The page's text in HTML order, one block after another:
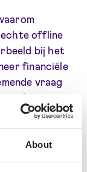
About
offline
bij het
financiële
vraag
hoop
(EN)